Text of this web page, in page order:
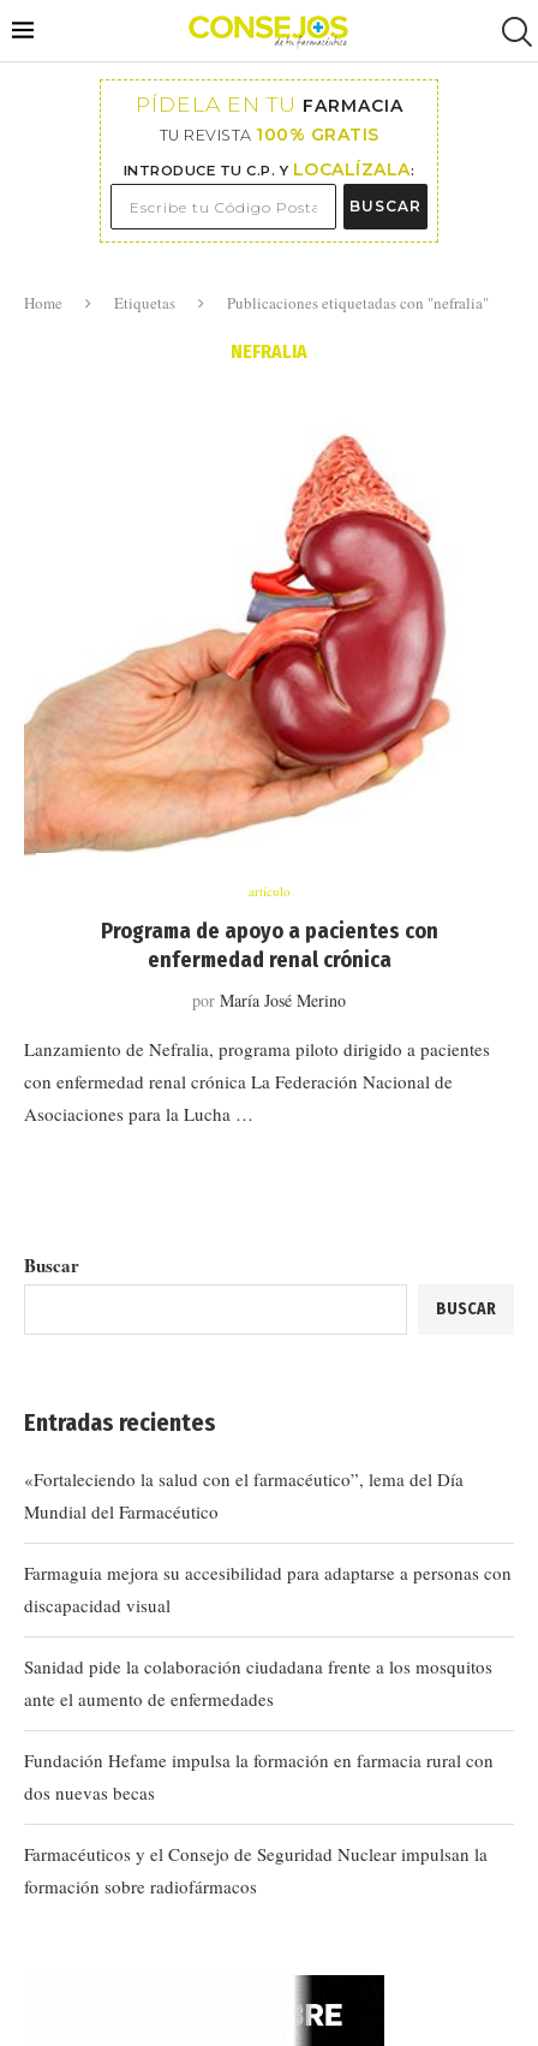
PÍDELA EN TU FARMACIA
TU REVISTA 100% GRATIS
INTRODUCE TU C.P. Y LOCALÍZALA:
BUSCAR
Home Etiquetas Publicaciones etiquetadas con "nefralia"
NEFRALIA
artículo
Programa de apoyo a pacientes con
enfermedad renal crónica
por María José Merino
Lanzamiento de Nefralia, programa piloto dirigido a pacientes
con enfermedad renal crónica La Federación Nacional de
Asociaciones para la Lucha …
Buscar
BUSCAR
Entradas recientes
«Fortaleciendo la salud con el farmacéutico”, lema del Día
Mundial del Farmacéutico
Farmaguia mejora su accesibilidad para adaptarse a personas con
discapacidad visual
Sanidad pide la colaboración ciudadana frente a los mosquitos
ante el aumento de enfermedades
Fundación Hefame impulsa la formación en farmacia rural con
dos nuevas becas
Farmacéuticos y el Consejo de Seguridad Nuclear impulsan la
formación sobre radiofármacos